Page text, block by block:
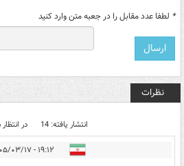
* لطفا عدد مقابل را در جعبه متن وارد کنید
نظرات
انتشار یافته: 14 در
۱۹:۱۲ - ۱۴۰۵/۰۳/۱۷